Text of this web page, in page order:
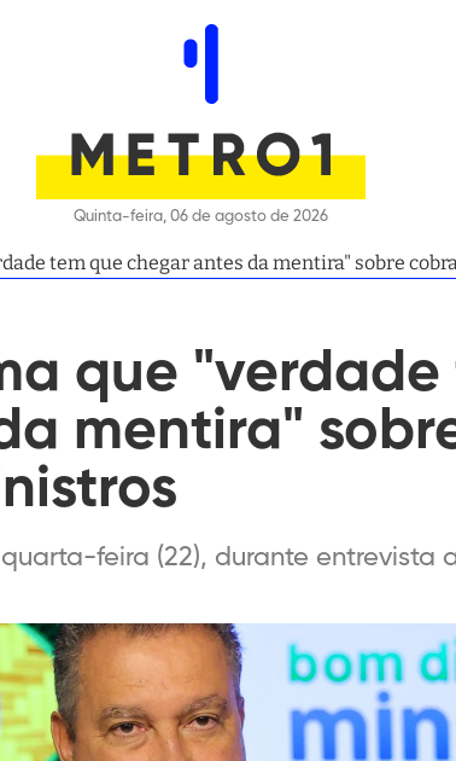
Quinta-feira, 06 de agosto de 2026
tem que chegar antes da mentira" sobre
que
mentira"
feira (22), durante entrevista